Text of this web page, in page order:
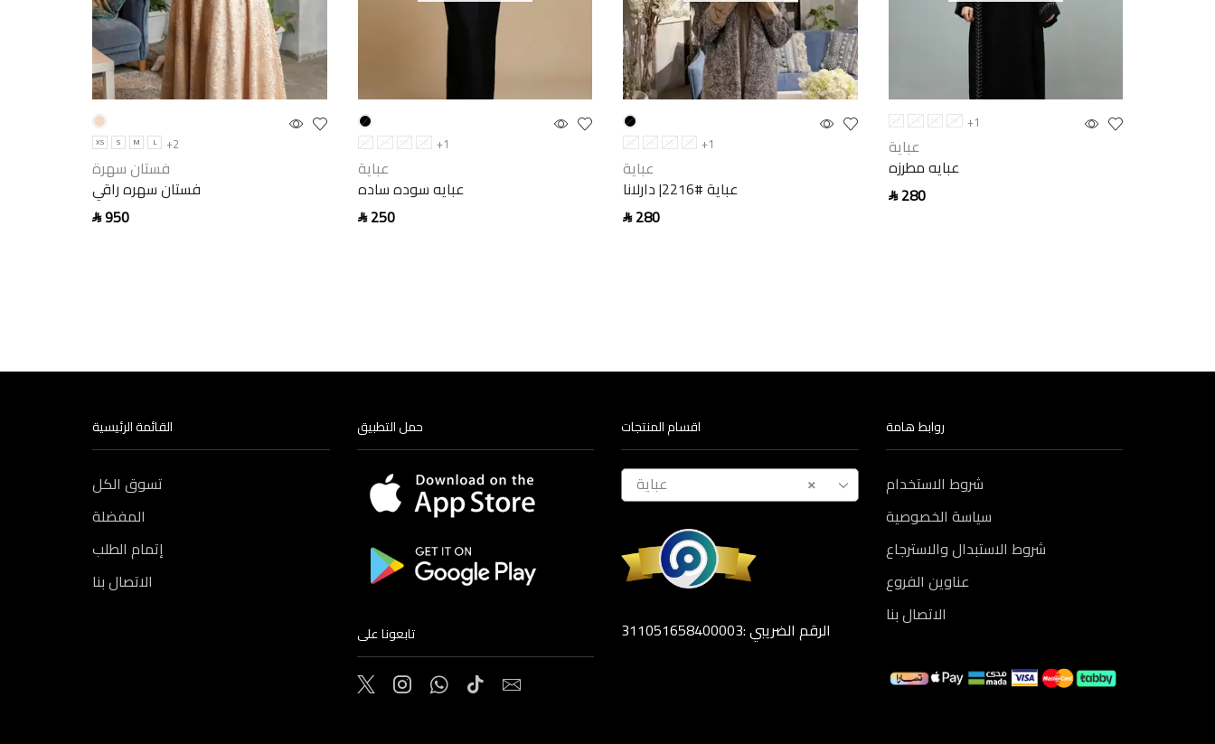
XS S M L +2
فستان سهرة
فستان سهره راقي
SAR950
52 54 56 58 +1
عباية
عبايه سوده ساده
SAR250
52 54 56 58 +1
عباية
عباية #2216| دارلانا
SAR280
52 54 56 58 +1
عباية
عبايه مطرزه
SAR280
القائمة الرئيسية
تسوق الكل
المفضلة
إتمام الطلب
الاتصال بنا
حمل التطبيق
تابعونا على
اقسام المنتجات
× عباية
الرقم الضريبي :311051658400003
روابط هامة
شروط الاستخدام
سياسة الخصوصية
شروط الاستبدال والاسترجاع
عناوين الفروع
الاتصال بنا